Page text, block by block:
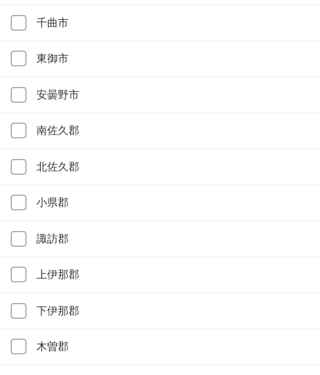
千曲市
東御市
安曇野市
南佐久郡
北佐久郡
小県郡
諏訪郡
上伊那郡
下伊那郡
木曽郡